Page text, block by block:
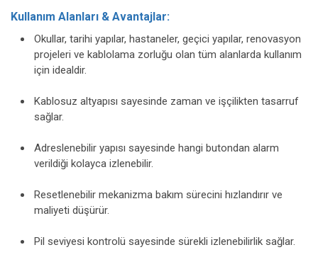
Kullanım Alanları & Avantajlar:
Okullar, tarihi yapılar, hastaneler, geçici yapılar, renovasyon
projeleri ve kablolama zorluğu olan tüm alanlarda kullanım
için idealdir.
Kablosuz altyapısı sayesinde zaman ve işçilikten tasarruf
sağlar.
Adreslenebilir yapısı sayesinde hangi butondan alarm
verildiği kolayca izlenebilir.
Resetlenebilir mekanizma bakım sürecini hızlandırır ve
maliyeti düşürür.
Pil seviyesi kontrolü sayesinde sürekli izlenebilirlik sağlar.